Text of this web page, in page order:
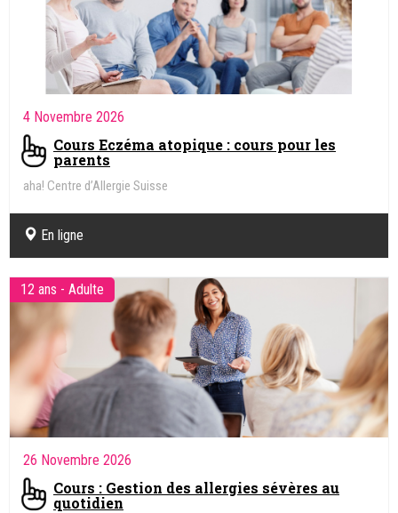
4 Novembre 2026
Cours Eczéma atopique : cours pour les
parents
aha! Centre d’Allergie Suisse
En ligne
12 ans - Adulte
26 Novembre 2026
Cours : Gestion des allergies sévères au
quotidien